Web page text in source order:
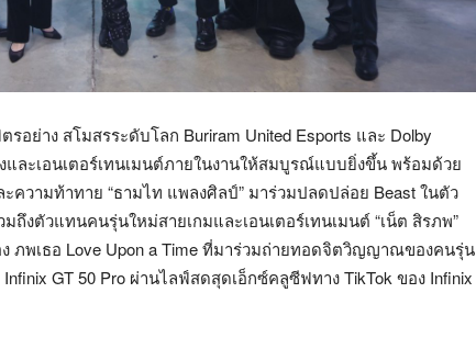
ย่าง สโมสรระดับโลก Buriram United Esports และ Dolby
ละเอนเตอร์เทนเมนต์ภายในงานให้สมบูรณ์แบบยิ่งขึ้น พร้อมด้วย
ความท้าทาย “ธามไท แพลงศิลป์” มาร่วมปลดปล่อย Beast ในตัว
มถึงตัวแทนคนรุ่นใหม่สายเกมและเอนเตอร์เทนเมนต์ “เน็ต สิรภพ”
ง ภพเธอ Love Upon a Time ที่มาร่วมถ่ายทอดจิตวิญญาณของคนรุ่น
GT 50 Pro ผ่านไลฟ์สดสุดเอ็กซ์คลูซีฟทาง TikTok ของ Infinix